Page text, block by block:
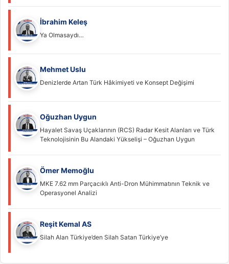
İbrahim Keleş
Ya Olmasaydı…
Mehmet Uslu
Denizlerde Artan Türk Hâkimiyeti ve Konsept Değişimi
Oğuzhan Uygun
Hayalet Savaş Uçaklarının (RCS) Radar Kesit Alanları ve Türk
Teknolojisinin Bu Alandaki Yükselişi – Oğuzhan Uygun
Ömer Memoğlu
MKE 7.62 mm Parçacıklı Anti-Dron Mühimmatının Teknik ve
Operasyonel Analizi
Reşit Kemal AS
Silah Alan Türkiye’den Silah Satan Türkiye’ye